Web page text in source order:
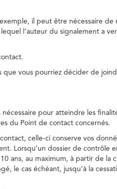
il peut être nécessaire de
l’auteur du signalement a
que vous pourriez décider de
pour atteindre les
du Point de contact concernés.
celle-ci conserve vos
Lorsqu’un dossier de contrôle
ans, au maximum, à partir de la
le cas échéant, jusqu’à la